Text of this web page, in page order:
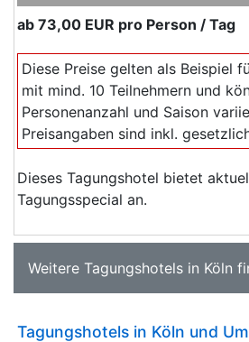
ab 73,00 EUR pro Person / Tag
Diese Preise gelten als Beispiel
mit mind. 10 Teilnehmern und
Personenanzahl und Saison
Preisangaben sind inkl.
Dieses Tagungshotel bietet
Tagungsspecial an.
Weitere Tagungshotels in Köln
Tagungshotels in Köln und